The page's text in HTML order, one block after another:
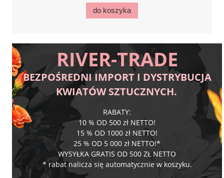
do koszyka
RIVER-TRADE
BEZPOŚREDNI IMPORT I DYSTRYBUCJA
KWIATÓW SZTUCZNYCH.
RABATY:
10 % OD 500 zł NETTO!
15 % OD 1000 zł NETTO!
25 % OD 5 000 zł NETTO!*
WYSYŁKA GRATIS OD 500 ZŁ NETTO
* rabat nalicza się automatycznie w koszyku.